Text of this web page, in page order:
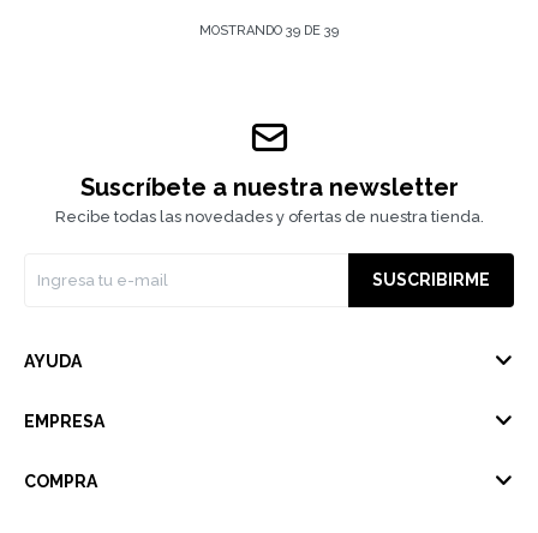
MOSTRANDO 39 DE 39
Suscríbete a nuestra newsletter
Recibe todas las novedades y ofertas de nuestra tienda.
SUSCRIBIRME
AYUDA
EMPRESA
COMPRA